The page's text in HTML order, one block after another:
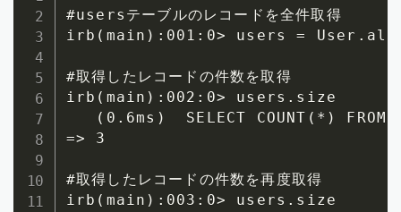
#usersテーブルのレコードを全件取得
irb(main):001:0> users = User.all
#取得したレコードの件数を取得
irb(main):002:0> users.size
(0.6ms)  SELECT COUNT(*) FROM
=> 3
#取得したレコードの件数を再度取得
irb(main):003:0> users.size